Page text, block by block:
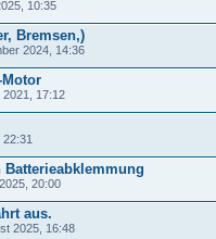
10:35
Bremsen,)
2024, 14:36
Motor
17:12
Batterieabklemmung
20:00
aus.
2025, 16:48